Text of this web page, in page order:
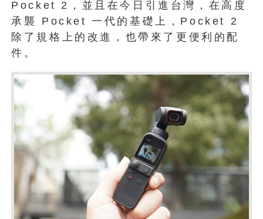
Pocket 2，並且在今日引進台灣，在高度
承襲 Pocket 一代的基礎上，Pocket 2
除了規格上的改進，也帶來了更便利的配
件。